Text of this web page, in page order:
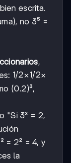
escrita.
no 3⁵ =
,
1/2
1/2×1/2
1/2×
(0.2)³,
"Si 3ˣ = 2,
= 2² = 4, y
la